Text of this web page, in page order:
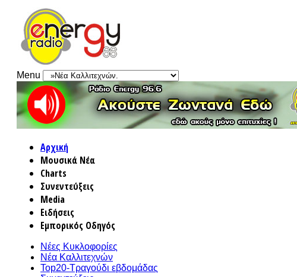
Menu
Αρχική
Μουσικά Νέα
Charts
Συνεντεύξεις
Media
Ειδήσεις
Εμπορικός Οδηγός
Νέες Κυκλοφορίες
Νέα Καλλιτεχνών
Top20-Τραγούδι εβδομάδας